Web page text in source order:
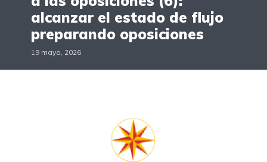
alcanzar el estado de flujo
preparando oposiciones
19 mayo, 2026